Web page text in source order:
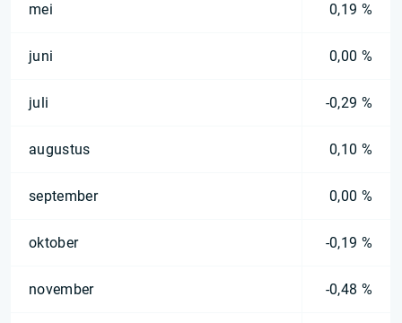
mei 0,19 %
juni 0,00 %
juli -0,29 %
augustus 0,10 %
september 0,00 %
oktober -0,19 %
november -0,48 %